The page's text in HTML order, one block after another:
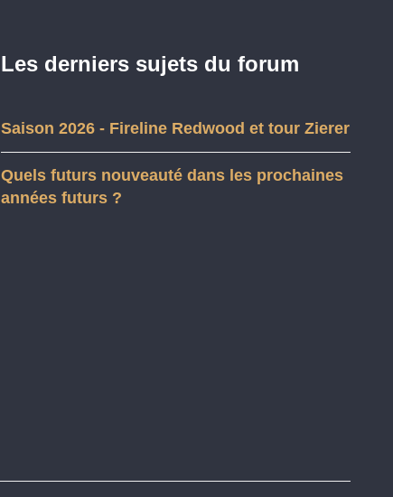
Les derniers sujets du forum
Saison 2026 - Fireline Redwood et tour Zierer
Quels futurs nouveauté dans les prochaines
années futurs ?